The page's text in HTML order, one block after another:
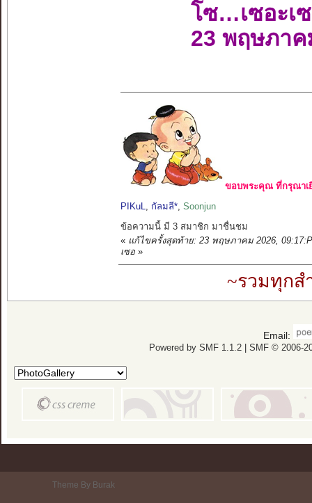
โซ…เซอะเ
23 พฤษภาค
ขอบพระคุณ ที่กรุณาเ
PIKuL
กัลมลี*, Soonjun
ข้อความนี้ มี 3 สมาชิก มาชื่นชม
« แก้ไขครั้งสุดท้าย: 23 พฤษภาคม 2026,
เซอ»
~รวมทุกส
Email:
Powered by SMF 1.1.2| SMF © 2006-
Theme By Burak